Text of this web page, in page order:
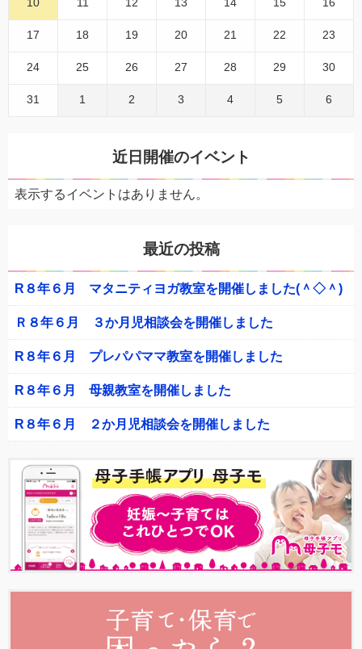
17 18 19 20 21 22 23
24 25 26 27 28 29 30
31 1 2 3 4 5 6
近日開催のイベント
表示するイベントはありません。
最近の投稿
R８年６月 マタニティヨガ教室を開催しました(＾◇＾)
Ｒ８年６月 ３か月児相談会を開催しました
R８年６月 プレパパママ教室を開催しました
R８年６月 母親教室を開催しました
R８年６月 ２か月児相談会を開催しました